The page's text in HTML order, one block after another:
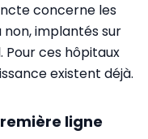
concerne les
non, implantés sur
Pour ces hôpitaux
existent déjà.
ligne